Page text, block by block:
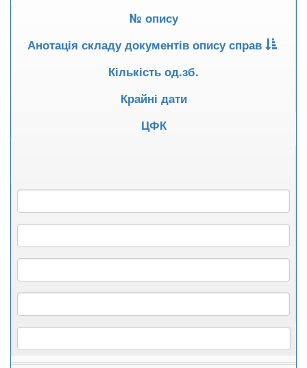
№ опису
Анотація складу документів опису справ
Кількість од.зб.
Крайні дати
ЦФК